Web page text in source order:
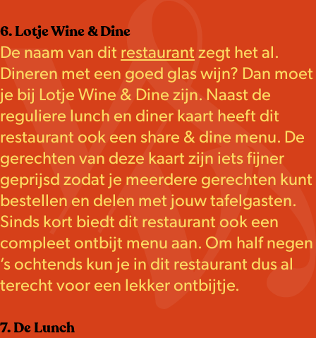
6. Lotje Wine & Dine
De naam van dit restaurant zegt het al.
Dineren met een goed glas wijn? Dan moet
je bij Lotje Wine & Dine zijn. Naast de
reguliere lunch en diner kaart heeft dit
restaurant ook een share & dine menu. De
gerechten van deze kaart zijn iets fijner
geprijsd zodat je meerdere gerechten kunt
bestellen en delen met jouw tafelgasten.
Sinds kort biedt dit restaurant ook een
compleet ontbijt menu aan. Om half negen
’s ochtends kun je in dit restaurant dus al
terecht voor een lekker ontbijtje.
7. De Lunch